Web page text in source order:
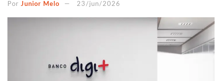
Por Junior Melo 23/jun/2026